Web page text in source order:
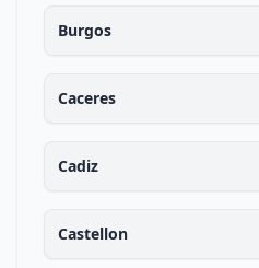
Burgos
Caceres
Cadiz
Castellon